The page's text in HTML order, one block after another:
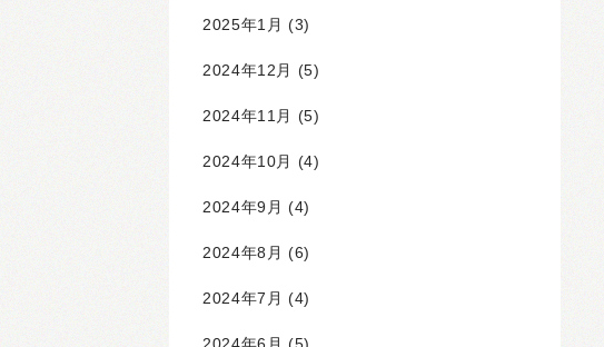
2025年1月 (3)
2024年12月 (5)
2024年11月 (5)
2024年10月 (4)
2024年9月 (4)
2024年8月 (6)
2024年7月 (4)